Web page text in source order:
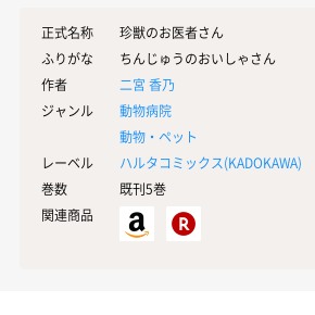
正式名称
珍獣のお医者さん
ふりがな
ちんじゅうのおいしゃさん
作者
二宮 香乃
ジャンル
動物病院
動物・ペット
レーベル
ハルタコミックス(KADOKAWA)
巻数
既刊5巻
関連商品